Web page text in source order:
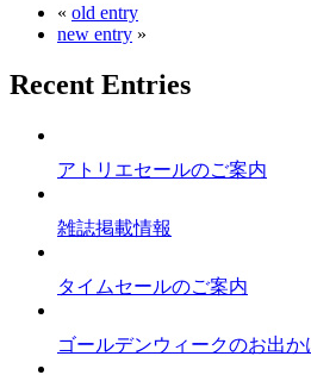
« old entry
new entry »
Recent Entries
アトリエセールのご案内
雑誌掲載情報
タイムセールのご案内
ゴールデンウィークのお出か